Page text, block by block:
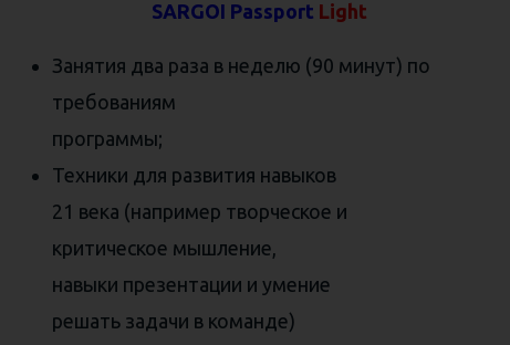
SARGOI Passport Light
Занятия два раза в неделю (90 минут) по
требованиям
программы;
Техники для развития навыков
21 века (например творческое и
критическое мышление,
навыки презентации и умение
решать задачи в команде)